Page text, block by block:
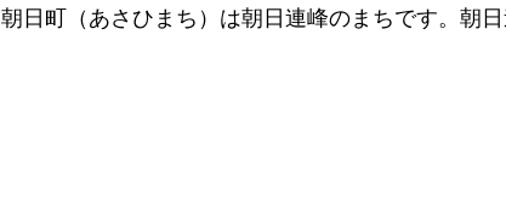
岐阜県 静岡県 愛知県 三重県 滋賀県
朝日町（あさひまち）は朝日連峰のまちです。朝